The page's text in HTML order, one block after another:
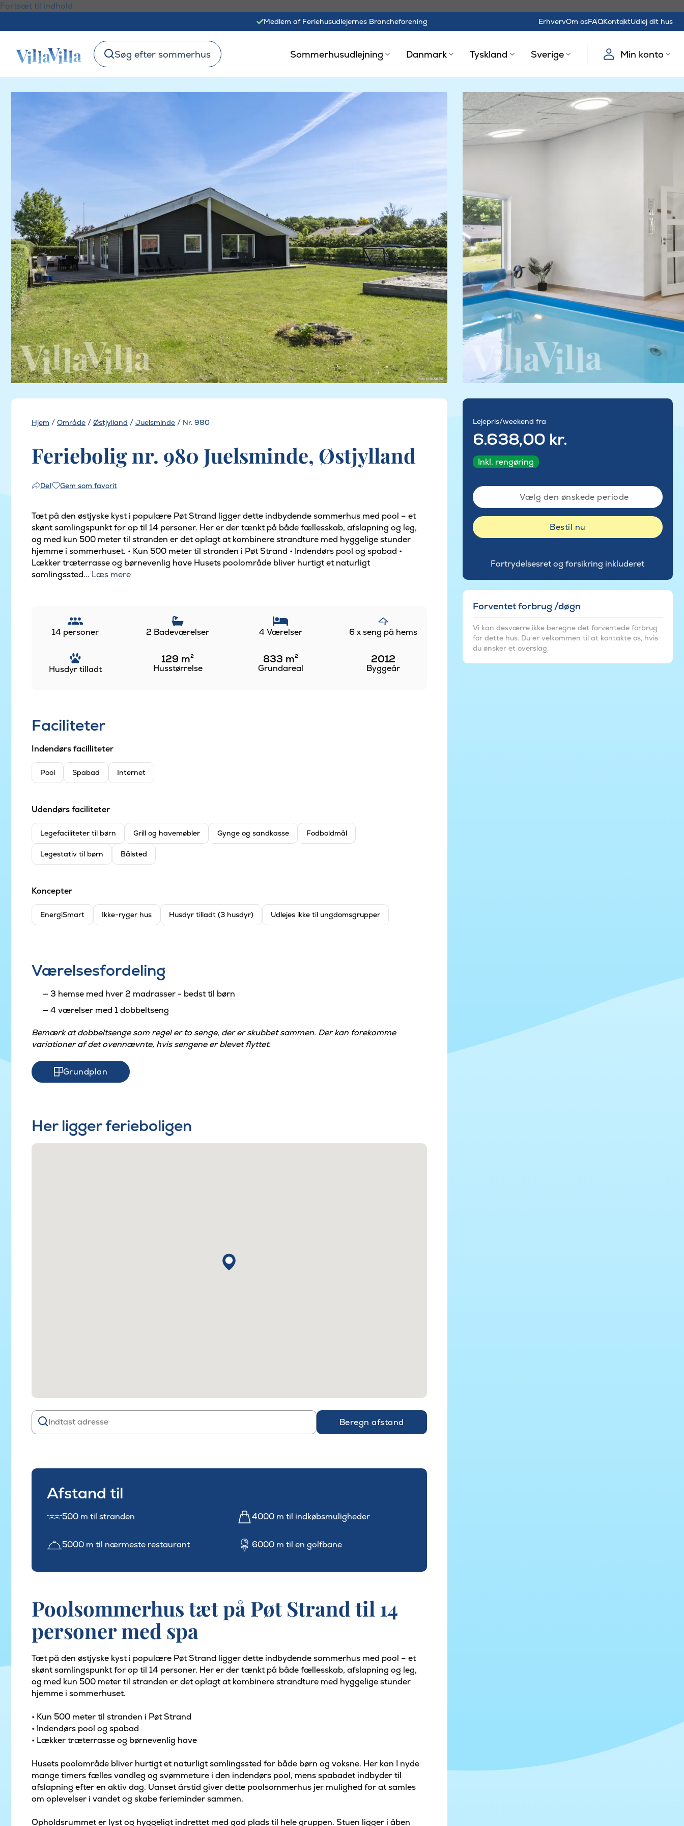
Fortsæt til indhold
Medlem af Feriehusudlejernes Brancheforening ErhvervOm osFAQKontaktUdlej dit hus
Søg efter sommerhus Sommerhusudlejning Danmark Tyskland Sverige Min konto
Hjem / Område / Østjylland / Juelsminde / Nr. 980
Feriebolig nr. 980 Juelsminde, Østjylland
Del Gem som favorit
Tæt på den østjyske kyst i populære Pøt Strand ligger dette indbydende sommerhus med pool – et
skønt samlingspunkt for op til 14 personer. Her er der tænkt på både fællesskab, afslapning og leg,
og med kun 500 meter til stranden er det oplagt at kombinere strandture med hyggelige stunder
hjemme i sommerhuset. • Kun 500 meter til stranden i Pøt Strand • Indendørs pool og spabad •
Lækker træterrasse og børnevenlig have Husets poolområde bliver hurtigt et naturligt
samlingssted... Læs mere
14 personer 2 Badeværelser 4 Værelser 6 x seng på hems
Husdyr tilladt
129 m²
Husstørrelse
833 m²
Grundareal
2012
Byggeår
Faciliteter
Indendørs facilliteter
Pool Spabad Internet
Udendørs faciliteter
Legefaciliteter til børn Grill og havemøbler Gynge og sandkasse Fodboldmål
Legestativ til børn Bålsted
Koncepter
EnergiSmart Ikke-ryger hus Husdyr tilladt (3 husdyr) Udlejes ikke til ungdomsgrupper
Værelsesfordeling
3 hemse med hver 2 madrasser - bedst til børn
4 værelser med 1 dobbeltseng
Bemærk at dobbeltsenge som regel er to senge, der er skubbet sammen. Der kan forekomme
variationer af det ovennævnte, hvis sengene er blevet flyttet.
Grundplan
Her ligger ferieboligen
Beregn afstand
Afstand til
500 m til stranden 4000 m til indkøbsmuligheder
5000 m til nærmeste restaurant 6000 m til en golfbane
Poolsommerhus tæt på Pøt Strand til 14
personer med spa
Tæt på den østjyske kyst i populære Pøt Strand ligger dette indbydende sommerhus med pool – et
skønt samlingspunkt for op til 14 personer. Her er der tænkt på både fællesskab, afslapning og leg,
og med kun 500 meter til stranden er det oplagt at kombinere strandture med hyggelige stunder
hjemme i sommerhuset.
• Kun 500 meter til stranden i Pøt Strand
• Indendørs pool og spabad
• Lækker træterrasse og børnevenlig have
Husets poolområde bliver hurtigt et naturligt samlingssted for både børn og voksne. Her kan I nyde
mange timers fælles vandleg og svømmeture i den indendørs pool, mens spabadet indbyder til
afslapning efter en aktiv dag. Uanset årstid giver dette poolsommerhus jer mulighed for at samles
om oplevelser i vandet og skabe ferieminder sammen.
Opholdsrummet er lyst og hyggeligt indrettet med god plads til hele gruppen. Stuen ligger i åben
Lejepris/weekend fra
6.638,00 kr.
Inkl. rengøring
Vælg den ønskede periode
Bestil nu
Fortrydelsesret og forsikring inkluderet
Forventet forbrug /døgn
Vi kan desværre ikke beregne det forventede forbrug
for dette hus. Du er velkommen til at kontakte os, hvis
du ønsker et overslag.